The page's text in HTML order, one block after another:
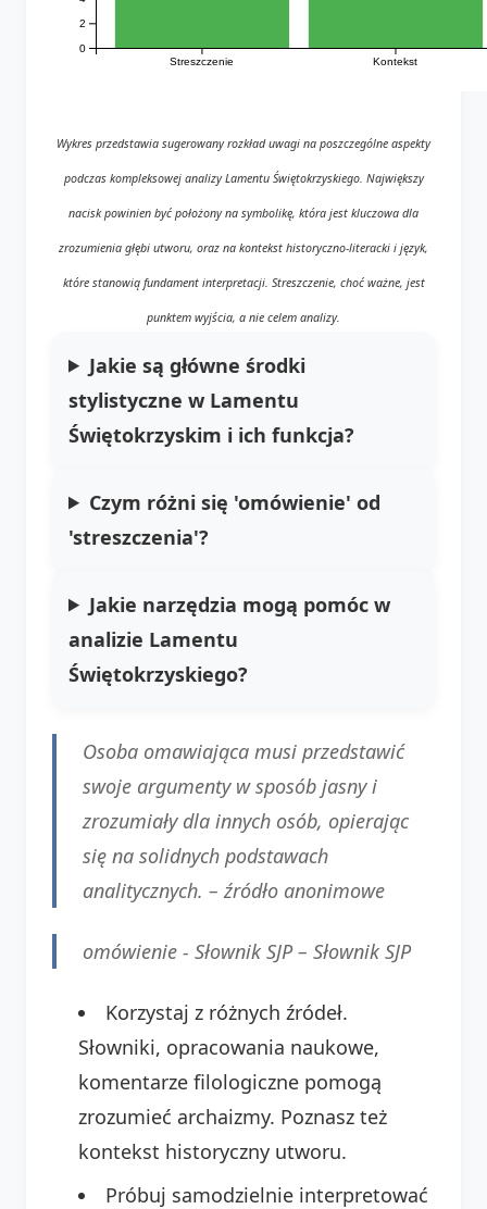
Streszczenie Kontekst
0
2
Wykres przedstawia sugerowany rozkład uwagi na poszczególne aspekty
podczas kompleksowej analizy Lamentu Świętokrzyskiego. Największy
nacisk powinien być położony na symbolikę, która jest kluczowa dla
zrozumienia głębi utworu, oraz na kontekst historyczno-literacki i język,
które stanowią fundament interpretacji. Streszczenie, choć ważne, jest
punktem wyjścia, a nie celem analizy.
Jakie są główne środki
stylistyczne w Lamentu
Świętokrzyskim i ich funkcja?
Czym różni się 'omówienie' od
'streszczenia'?
Jakie narzędzia mogą pomóc w
analizie Lamentu
Świętokrzyskiego?
Osoba omawiająca musi przedstawić
swoje argumenty w sposób jasny i
zrozumiały dla innych osób, opierając
się na solidnych podstawach
analitycznych. – źródło anonimowe
omówienie - Słownik SJP – Słownik SJP
Korzystaj z różnych źródeł.
Słowniki, opracowania naukowe,
komentarze filologiczne pomogą
zrozumieć archaizmy. Poznasz też
kontekst historyczny utworu.
Próbuj samodzielnie interpretować